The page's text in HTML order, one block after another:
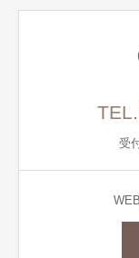
TEL.
受